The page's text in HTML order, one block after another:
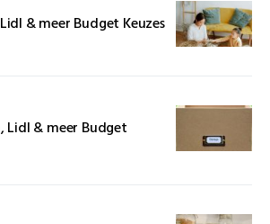
& meer Budget Keuzes
Lidl & meer Budget